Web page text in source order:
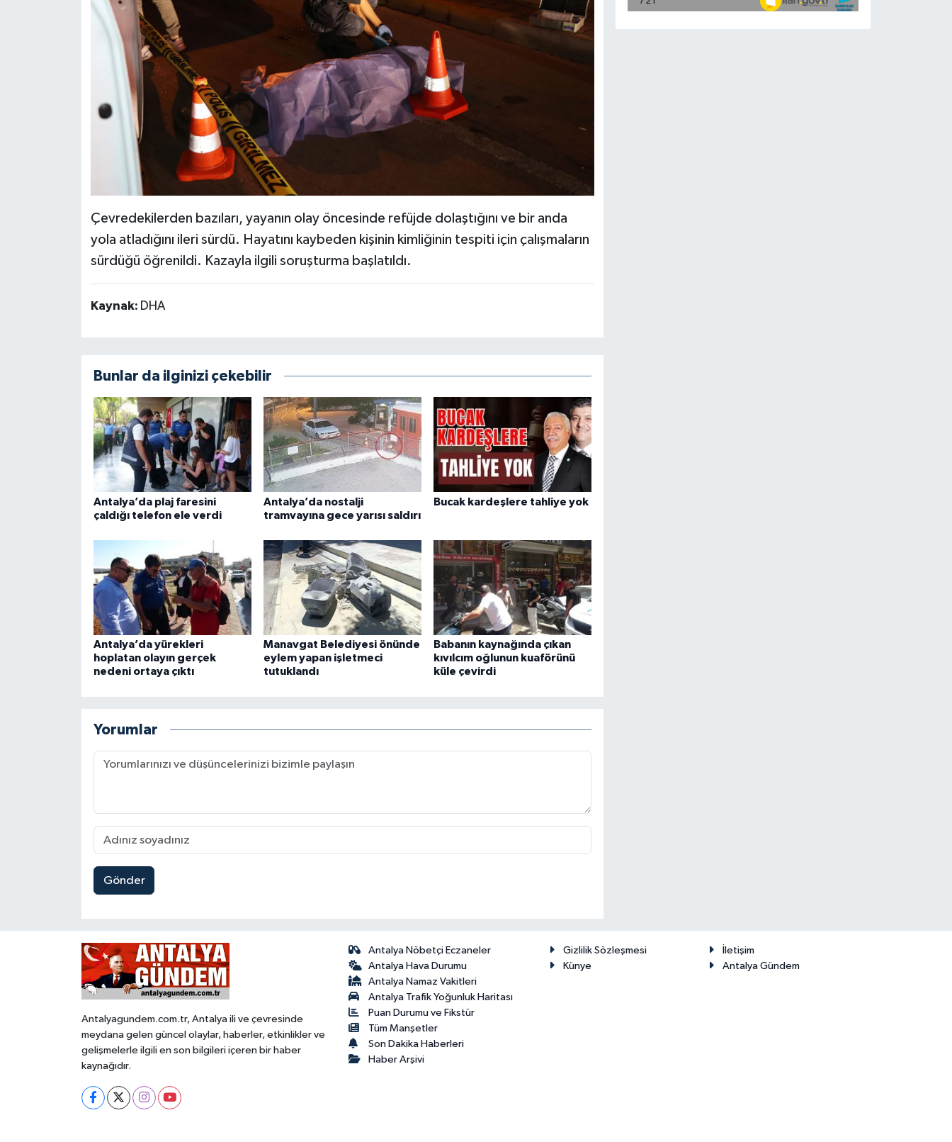
Çevredekilerden bazıları, yayanın olay öncesinde refüjde dolaştığını ve bir anda
yola atladığını ileri sürdü. Hayatını kaybeden kişinin kimliğinin tespiti için çalışmaların
sürdüğü öğrenildi. Kazayla ilgili soruşturma başlatıldı.
Kaynak: DHA
Bunlar da ilginizi çekebilir
Antalya’da plaj faresini
çaldığı telefon ele verdi
Antalya’da nostalji
tramvayına gece yarısı saldırı
Bucak kardeşlere tahliye yok
Antalya’da yürekleri
hoplatan olayın gerçek
nedeni ortaya çıktı
Manavgat Belediyesi önünde
eylem yapan işletmeci
tutuklandı
Babanın kaynağında çıkan
kıvılcım oğlunun kuaförünü
küle çevirdi
Yorumlar
Gönder
Antalyagundem.com.tr, Antalya ili ve çevresinde
meydana gelen güncel olaylar, haberler, etkinlikler ve
gelişmelerle ilgili en son bilgileri içeren bir haber
kaynağıdır.
Antalya Nöbetçi Eczaneler
Antalya Hava Durumu
Antalya Namaz Vakitleri
Antalya Trafik Yoğunluk Haritası
Puan Durumu ve Fikstür
Tüm Manşetler
Son Dakika Haberleri
Haber Arşivi
Gizlilik Sözleşmesi
İletişim
Künye
Antalya Gündem